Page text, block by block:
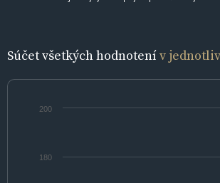
Súčet všetkých hodnotenív
180
200